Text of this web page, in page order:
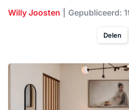
Willy Joosten Gepubliceerd:
Delen